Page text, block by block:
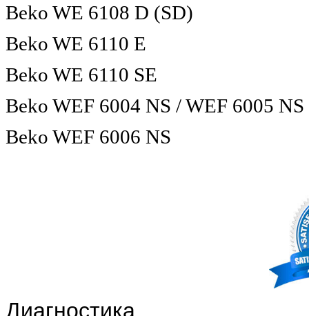
Beko WE 6108 D (SD)
Beko WE 6110 E
Beko WE 6110 SE
Beko WEF 6004 NS / WEF 6005 NS
Beko WEF 6006 NS
Диагностика